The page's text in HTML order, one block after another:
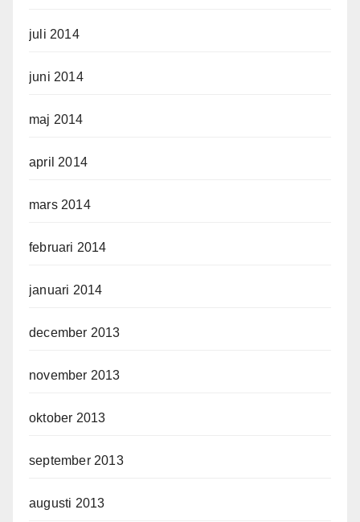
juli 2014
juni 2014
maj 2014
april 2014
mars 2014
februari 2014
januari 2014
december 2013
november 2013
oktober 2013
september 2013
augusti 2013